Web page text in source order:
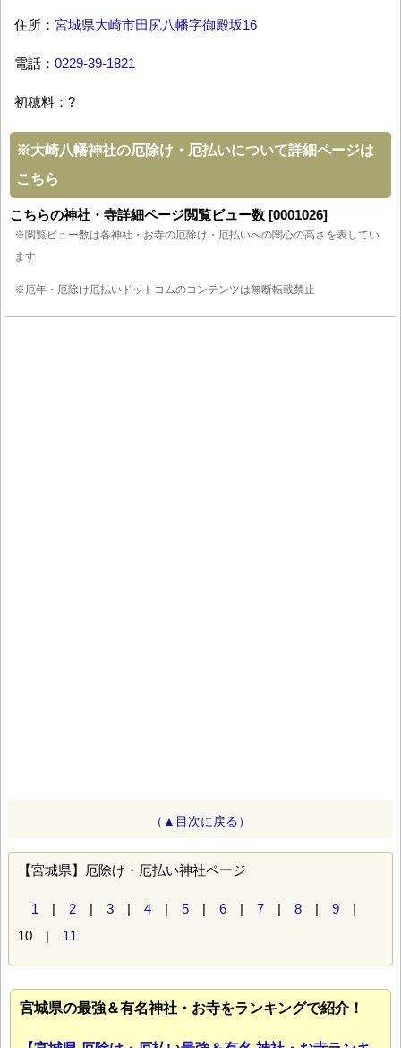
住所： 宮城県大崎市田尻八幡字御殿坂16
電話： 0229-39-1821
初穂料：?
※大崎八幡神社の厄除け・厄払いについて詳細ページは
こちら
こちらの神社・寺詳細ページ閲覧ビュー数 [0001026]
※閲覧ビュー数は各神社・お寺の厄除け・厄払いへの関心の高さを表してい
ます
※厄年・厄除け厄払いドットコムのコンテンツは無断転載禁止
（▲目次に戻る）
【宮城県】厄除け・厄払い神社ページ
1 | 2 | 3 | 4 | 5 | 6 | 7 | 8 | 9 |
10 | 11
宮城県の最強＆有名神社・お寺をランキングで紹介！